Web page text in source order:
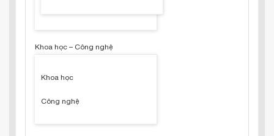
Khoa học – Công nghệ
Khoa học
Công nghệ